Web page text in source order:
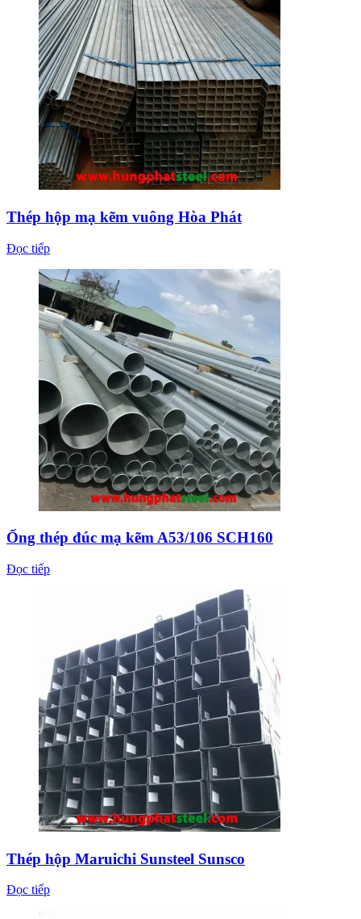
Thép hộp mạ kẽm vuông Hòa Phát
Đọc tiếp
Ống thép đúc mạ kẽm A53/106 SCH160
Đọc tiếp
Thép hộp Maruichi Sunsteel Sunsco
Đọc tiếp